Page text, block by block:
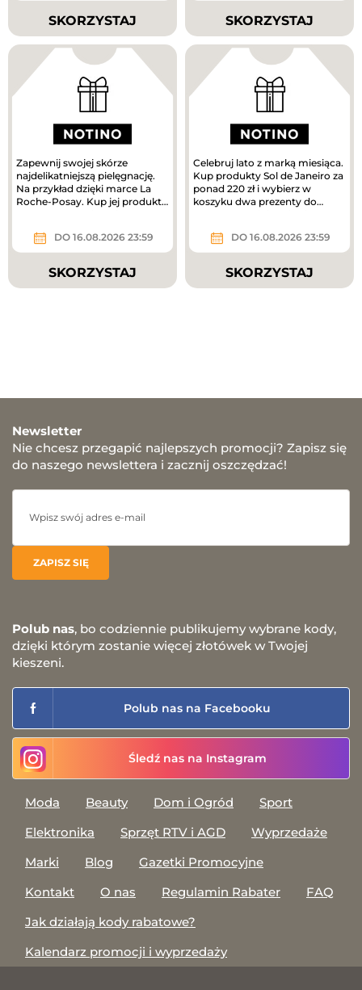
SKORZYSTAJ SKORZYSTAJ
Zapewnij swojej skórze
najdelikatniejszą pielęgnację.
Na przykład dzięki marce La
Roche-Posay. Kup jej produkty
DO 16.08.2026 23:59
SKORZYSTAJ
Celebruj lato z marką miesiąca.
Kup produkty Sol de Janeiro za
ponad 220 zł i wybierz w
koszyku dwa prezenty do
DO 16.08.2026 23:59
SKORZYSTAJ
Newsletter
Nie chcesz przegapić najlepszych promocji? Zapisz się
do naszego newslettera i zacznij oszczędzać!
Polub nas, bo codziennie publikujemy wybrane kody,
dzięki którym zostanie więcej złotówek w Twojej
kieszeni.
Polub nas na Facebooku
Śledź nas na Instagram
Moda Beauty Dom i Ogród
Sport
Elektronika
Sprzęt RTV i AGD
Wyprzedaże
Marki
Blog
Gazetki Promocyjne
Kontakt
O nas Regulamin Rabater
FAQ
Jak działają kody rabatowe?
Kalendarz promocji i wyprzedaży